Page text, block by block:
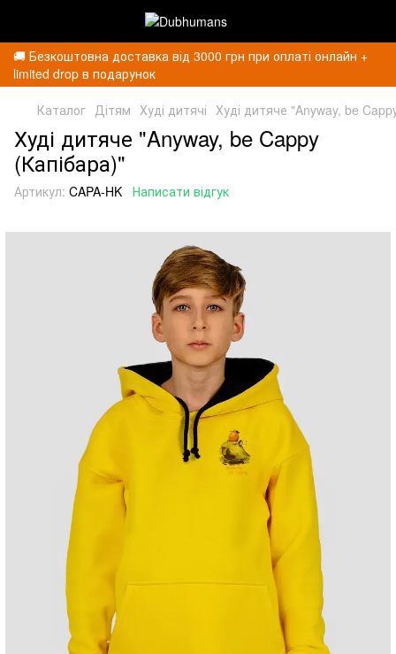
🚚 Безкоштовна доставка від 3000 грн при оплаті онлайн +
limited drop в подарунок
Каталог Дітям Худі дитячі Худі дитяче "Anyway, be
Худі дитяче "Anyway, be Cappy
(Капібара)"
Артикул: CAPA-HK Написати відгук